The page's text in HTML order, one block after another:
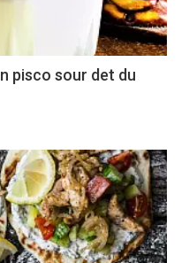
pisco sour det du